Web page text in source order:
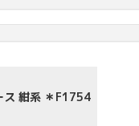
ス 紺系 ＊F1754